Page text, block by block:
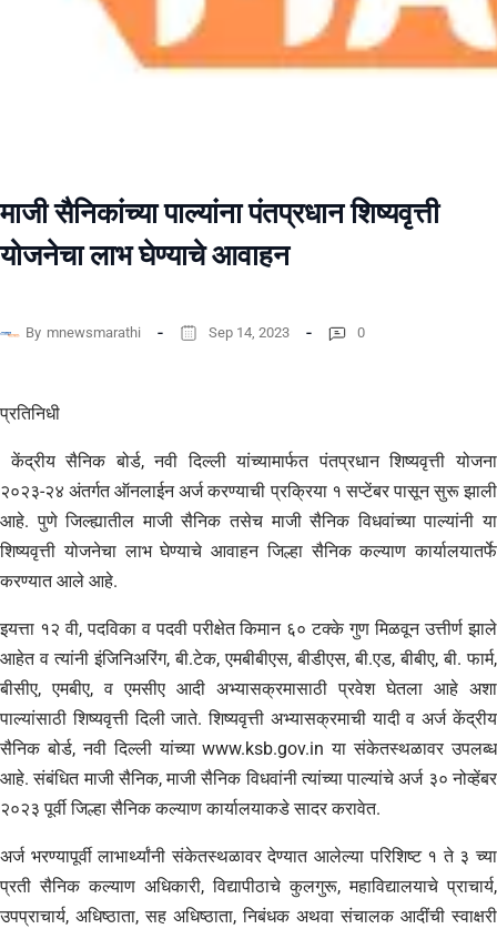
माजी सैनिकांच्या पाल्यांना पंतप्रधान शिष्यवृत्ती
योजनेचा लाभ घेण्याचे आवाहन
By mnewsmarathi Sep 14, 2023 0
प्रतिनिधी
केंद्रीय सैनिक बोर्ड, नवी दिल्ली यांच्यामार्फत पंतप्रधान शिष्यवृत्ती योजना
२०२३-२४ अंतर्गत ऑनलाईन अर्ज करण्याची प्रक्रिया १ सप्टेंबर पासून सुरू झाली
आहे. पुणे जिल्ह्यातील माजी सैनिक तसेच माजी सैनिक विधवांच्या पाल्यांनी या
शिष्यवृत्ती योजनेचा लाभ घेण्याचे आवाहन जिल्हा सैनिक कल्याण कार्यालयातर्फे
करण्यात आले आहे.
इयत्ता १२ वी, पदविका व पदवी परीक्षेत किमान ६० टक्के गुण मिळवून उत्तीर्ण झाले
आहेत व त्यांनी इंजिनिअरिंग, बी.टेक, एमबीबीएस, बीडीएस, बी.एड, बीबीए, बी. फार्म,
बीसीए, एमबीए, व एमसीए आदी अभ्यासक्रमासाठी प्रवेश घेतला आहे अशा
पाल्यांसाठी शिष्यवृत्ती दिली जाते. शिष्यवृत्ती अभ्यासक्रमाची यादी व अर्ज केंद्रीय
सैनिक बोर्ड, नवी दिल्ली यांच्या www.ksb.gov.in या संकेतस्थळावर उपलब्ध
आहे. संबंधित माजी सैनिक, माजी सैनिक विधवांनी त्यांच्या पाल्यांचे अर्ज ३० नोव्हेंबर
२०२३ पूर्वी जिल्हा सैनिक कल्याण कार्यालयाकडे सादर करावेत.
अर्ज भरण्यापूर्वी लाभार्थ्यांनी संकेतस्थळावर देण्यात आलेल्या परिशिष्ट १ ते ३ च्या
प्रती सैनिक कल्याण अधिकारी, विद्यापीठाचे कुलगुरू, महाविद्यालयाचे प्राचार्य,
उपप्राचार्य, अधिष्ठाता, सह अधिष्ठाता, निबंधक अथवा संचालक आदींची स्वाक्षरी